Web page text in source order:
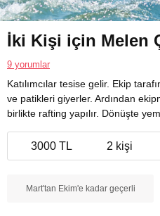
İki Kişi için Melen
9 yorumlar
Katılımcılar tesise gelir. Ekip
ve patikleri giyerler. Ardından
birlikte rafting yapılır. Dönüşte
3000 TL 2 kişi
Mart'tan Ekim'e kadar geçerli